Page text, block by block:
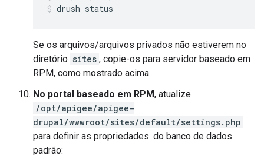
drush status
Se os arquivos/arquivos privados não estiverem no
diretório sites , copie-os para servidor baseado em
RPM, como mostrado acima.
No portal baseado em RPM, atualize
/opt/apigee/apigee-
drupal/wwwroot/sites/default/settings.php
para definir as propriedades. do banco de dados
padrão: